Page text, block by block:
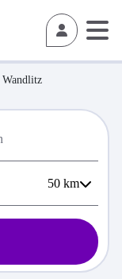
Wandlitz
50 km